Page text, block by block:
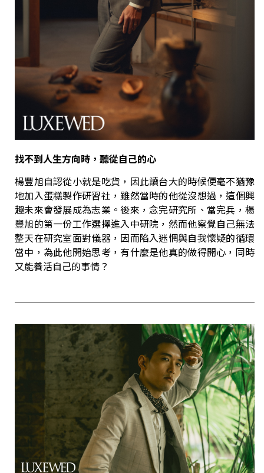
找不到人生方向時，聽從自己的心
楊豐旭自認從小就是吃貨，因此讀台大的時候便毫不猶豫
地加入蛋糕製作研習社，雖然當時的他從沒想過，這個興
趣未來會發展成為志業。後來，念完研究所、當完兵，楊
豐旭的第一份工作選擇進入中研院，然而他察覺自己無法
整天在研究室面對儀器，因而陷入迷惘與自我懷疑的循環
當中，為此他開始思考，有什麼是他真的做得開心，同時
又能養活自己的事情？